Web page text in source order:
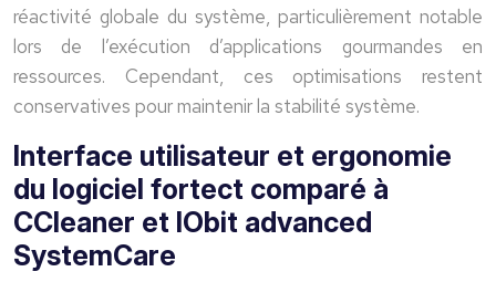
réactivité globale du système, particulièrement notable
lors de l’exécution d’applications gourmandes en
ressources. Cependant, ces optimisations restent
conservatives pour maintenir la stabilité système.
Interface utilisateur et ergonomie
du logiciel fortect comparé à
CCleaner et IObit advanced
SystemCare